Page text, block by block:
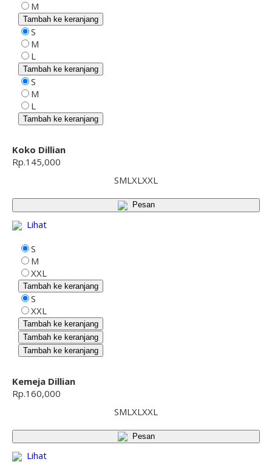
M
Tambah ke keranjang
S
M
L
Tambah ke keranjang
S
M
L
Tambah ke keranjang
Koko Dillian
Rp.145,000
SMLXLXXL
Pesan
Lihat
S
M
XXL
Tambah ke keranjang
S
XXL
Tambah ke keranjang
Tambah ke keranjang
Tambah ke keranjang
Kemeja Dillian
Rp.160,000
SML XL XXL
Pesan
Lihat